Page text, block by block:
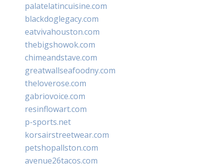
palatelatincuisine.com
blackdoglegacy.com
eatvivahouston.com
thebigshowok.com
chimeandstave.com
greatwallseafoodny.com
theloverose.com
gabriovoice.com
resinflowart.com
p-sports.net
korsairstreetwear.com
petshopallston.com
avenue26tacos.com